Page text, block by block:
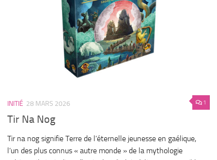
1
INITIÉ 28 MARS 2026
Tir Na Nog
Tir na nog signifie Terre de l’éternelle jeunesse en gaélique,
l’un des plus connus « autre monde » de la mythologie